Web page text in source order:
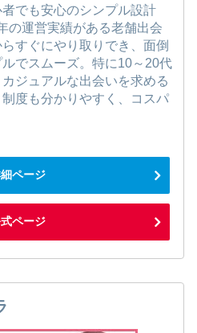
でも安心のシンプル設計
の運営実績がある老舗出会
すぐにやり取りでき、面倒
でスムーズ。特に10～20代
ジュアルな出会いを求める
度も分かりやすく、コスパ
ページ
ページ